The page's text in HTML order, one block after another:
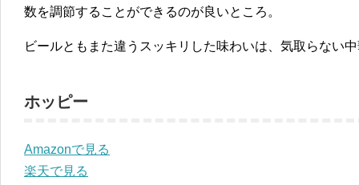
数を調節することができるのが良いところ。
ビールともまた違うスッキリした味わいは、気取らない
ホッピー
Amazonで見る
楽天で見る